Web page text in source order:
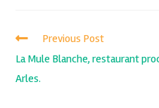
Previous Post
La Mule Blanche, restaurant
Arles.